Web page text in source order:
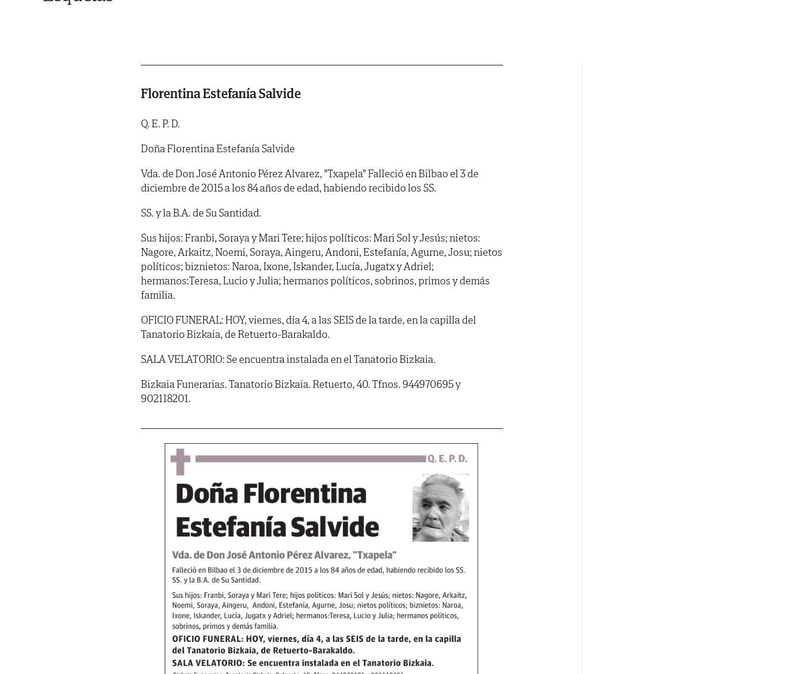
Florentina Estefanía Salvide
Q. E. P. D.
Doña Florentina Estefanía Salvide
Vda. de Don José Antonio Pérez Alvarez, "Txapela" Falleció en Bilbao el 3 de
diciembre de 2015 a los 84 años de edad, habiendo recibido los SS.
SS. y la B.A. de Su Santidad.
Sus hijos: Franbi, Soraya y Mari Tere; hijos políticos: Mari Sol y Jesús; nietos:
Nagore, Arkaitz, Noemi, Soraya, Aingeru, Andoni, Estefanía, Agurne, Josu; nietos
políticos; biznietos: Naroa, Ixone, Iskander, Lucía, Jugatx y Adriel;
hermanos:Teresa, Lucio y Julia; hermanos políticos, sobrinos, primos y demás
familia.
OFICIO FUNERAL: HOY, viernes, día 4, a las SEIS de la tarde, en la capilla del
Tanatorio Bizkaia, de Retuerto-Barakaldo.
SALA VELATORIO: Se encuentra instalada en el Tanatorio Bizkaia.
Bizkaia Funerarias. Tanatorio Bizkaia. Retuerto, 40. Tfnos. 944970695 y
902118201.